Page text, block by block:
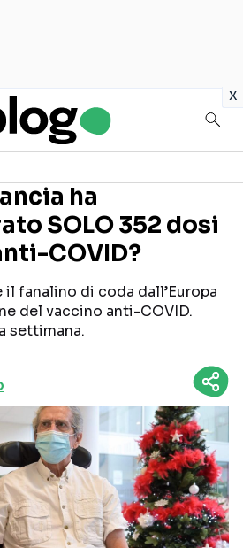
x
sui social
ha
SOLO 352 dosi
COVID?
il fanalino di coda dall’Europa
del vaccino anti-COVID.
settimana.